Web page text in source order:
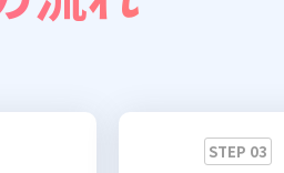
STEP 03